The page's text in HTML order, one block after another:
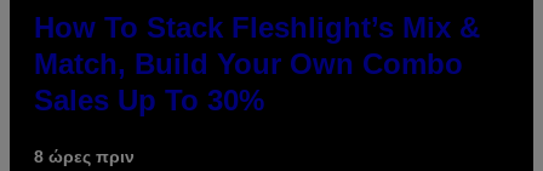
How To Stack Fleshlight’s Mix &
Match, Build Your Own Combo
Sales Up To 30%
8 ώρες πριν